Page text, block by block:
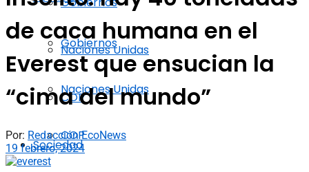
Naciones Unidas
COP
Sociedad
Gobiernos
Naciones Unidas
COP
de caca humana en el
Everest que ensucian la
“cima del mundo”
Por: Redacción EcoNews
19 febrero, 2024